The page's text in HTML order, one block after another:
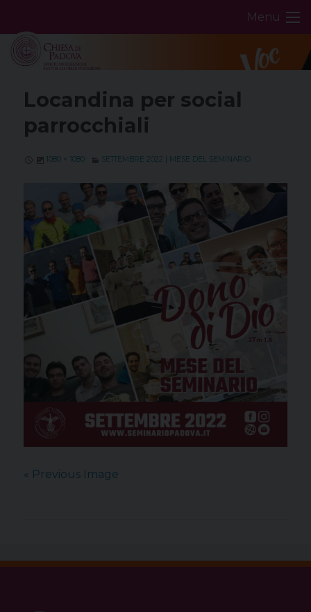
content
Menu
Locandina per social
parrocchiali
1080 × 1080 SETTEMBRE 2022 | MESE DEL SEMINARIO
« Previous Image